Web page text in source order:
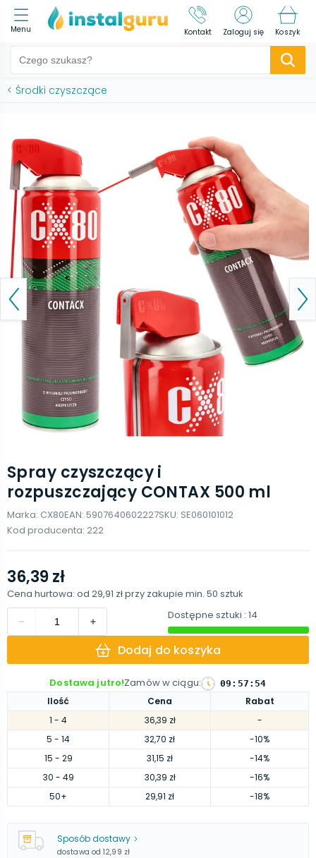
Menu Kontakt Zaloguj się Koszyk
< Środki czyszczące
Spray czyszczący i
rozpuszczający CONTAX 500 ml
Marka: CX80EAN: 5907640602227SKU: SE060101012
Kod producenta: 222
Ilość Cena
Rabat
1 - 4 36,39 zł
-
5 - 14 32,70 zł
-10%
15 - 29 31,15 zł
-14%
30 - 49 30,39 zł
-16%
50+ 29,91 zł -18%
36,39 zł
Cena hurtowa: od 29,91 złprzy zakupie min. 50 sztuk
Dostępne sztuki : 14
Dodaj do koszyka
Dostawa jutro!Zamów w ciągu: 09 : 57 : 53
Sposób dostawy
dostawa od 12,99 zł